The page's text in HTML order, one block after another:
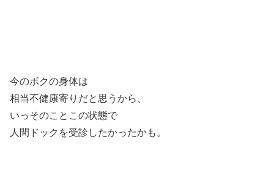
今のボクの身体は
相当不健康寄りだと思うから、
いっそのことこの状態で
人間ドックを受診したかったかも。